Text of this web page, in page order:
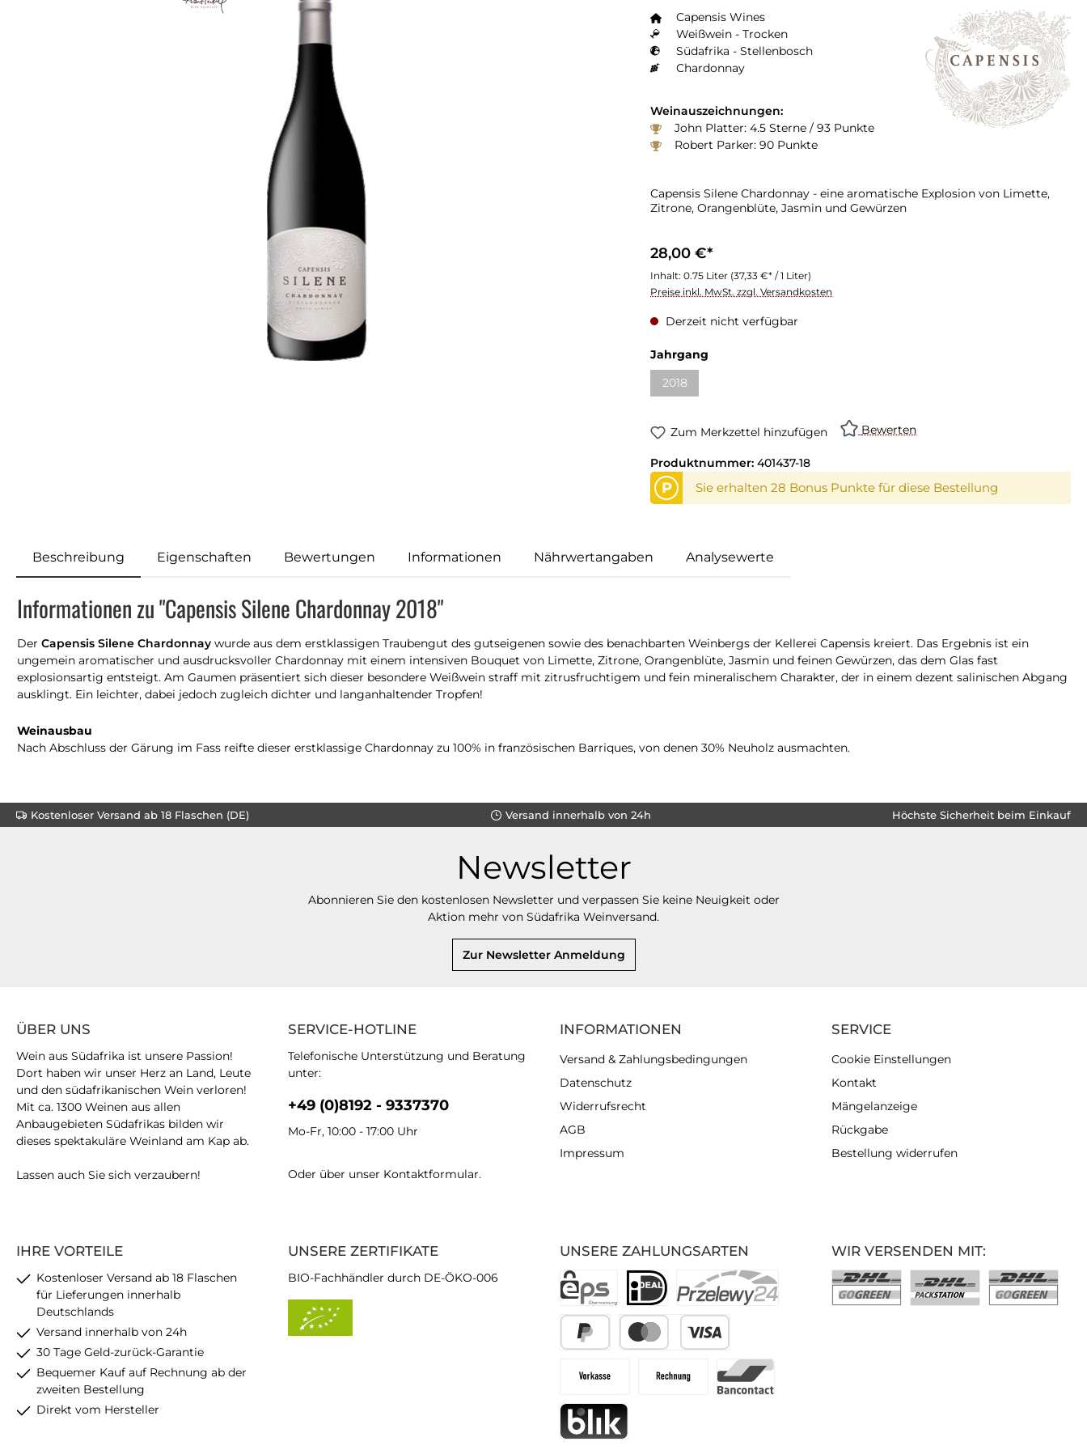
Capensis Wines
Weißwein - Trocken
Südafrika - Stellenbosch
Chardonnay
Weinauszeichnungen:
John Platter: 4.5 Sterne / 93 Punkte
Robert Parker: 90 Punkte
Capensis Silene Chardonnay - eine aromatische Explosion von Limette,
Zitrone, Orangenblüte, Jasmin und Gewürzen
28,00 €*
Inhalt: 0.75 Liter (37,33 €* / 1 Liter)
Preise inkl. MwSt. zzgl. Versandkosten
Derzeit nicht verfügbar
Jahrgang
2018(Diese Option ist zurzeit nicht verfügbar.)
Zum Merkzettel hinzufügen Bewerten
Produktnummer: 401437-18
P Sie erhalten 28 Bonus Punkte für diese Bestellung
Beschreibung Eigenschaften Bewertungen Informationen Nährwertangaben Analysewerte
Informationen zu "Capensis Silene Chardonnay 2018"
Der Capensis Silene Chardonnay wurde aus dem erstklassigen Traubengut des gutseigenen sowie des benachbarten Weinbergs der Kellerei Capensis kreiert. Das Ergebnis ist ein
ungemein aromatischer und ausdrucksvoller Chardonnay mit einem intensiven Bouquet von Limette, Zitrone, Orangenblüte, Jasmin und feinen Gewürzen, das dem Glas fast
explosionsartig entsteigt. Am Gaumen präsentiert sich dieser besondere Weißwein straff mit zitrusfruchtigem und fein mineralischem Charakter, der in einem dezent salinischen Abgang
ausklingt. Ein leichter, dabei jedoch zugleich dichter und langanhaltender Tropfen!
Weinausbau
Nach Abschluss der Gärung im Fass reifte dieser erstklassige Chardonnay zu 100% in französischen Barriques, von denen 30% Neuholz ausmachten.
Kostenloser Versand ab 18 Flaschen (DE) Versand innerhalb von 24h Höchste Sicherheit beim Einkauf
Newsletter
Abonnieren Sie den kostenlosen Newsletter und verpassen Sie keine Neuigkeit oder
Aktion mehr von Südafrika Weinversand.
Zur Newsletter Anmeldung
SERVICE-HOTLINE
Telefonische Unterstützung und Beratung
unter:
+49 (0)8192 - 9337370
Mo-Fr, 10:00 - 17:00 Uhr
Oder über unser Kontaktformular.
IHRE VORTEILE
Kostenloser Versand ab 18 Flaschen
für Lieferungen innerhalb
Deutschlands
Versand innerhalb von 24h
30 Tage Geld-zurück-Garantie
Bequemer Kauf auf Rechnung ab der
zweiten Bestellung
Direkt vom Hersteller
UNSERE ZAHLUNGSARTEN
ÜBER UNS
Wein aus Südafrika ist unsere Passion!
Dort haben wir unser Herz an Land, Leute
und den südafrikanischen Wein verloren!
Mit ca. 1300 Weinen aus allen
Anbaugebieten Südafrikas bilden wir
dieses spektakuläre Weinland am Kap ab.
Lassen auch Sie sich verzaubern!
UNSERE ZERTIFIKATE
BIO-Fachhändler durch DE-ÖKO-006
INFORMATIONEN
Versand & Zahlungsbedingungen
Datenschutz
Widerrufsrecht
AGB
Impressum
SERVICE
Cookie Einstellungen
Kontakt
Mängelanzeige
Rückgabe
Bestellung widerrufen
WIR VERSENDEN MIT: